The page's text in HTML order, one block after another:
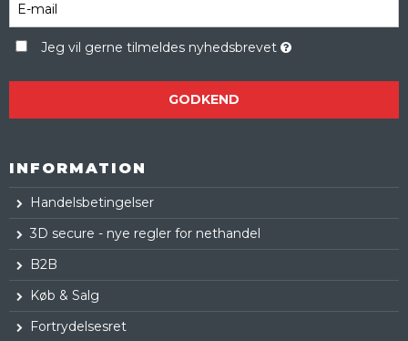
Jeg vil gerne tilmeldes nyhedsbrevet
GODKEND
INFORMATION
Handelsbetingelser
3D secure - nye regler for nethandel
B2B
Køb & Salg
Fortrydelsesret